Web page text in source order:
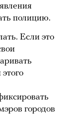
полицию.
Если это
городов